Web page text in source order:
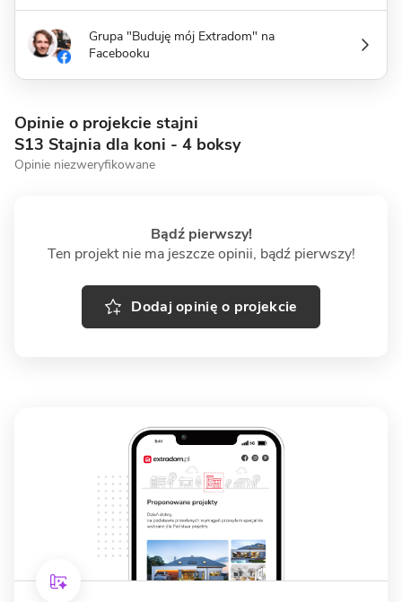
Grupa "Buduję mój Extradom" na
Facebooku
Opinie o projekcie stajni
S13 Stajnia dla koni - 4 boksy
Opinie niezweryfikowane
Bądź pierwszy!
Ten projekt nie ma jeszcze opinii, bądź pierwszy!
Dodaj opinię o projekcie